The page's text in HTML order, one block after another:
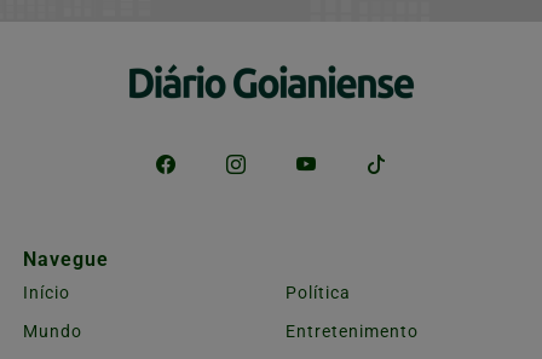
Navegue
Início
Política
Mundo
Entretenimento